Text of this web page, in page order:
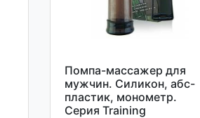
Помпа-массажер для
мужчин. Силикон, абс-
пластик, монометр.
Серия Training